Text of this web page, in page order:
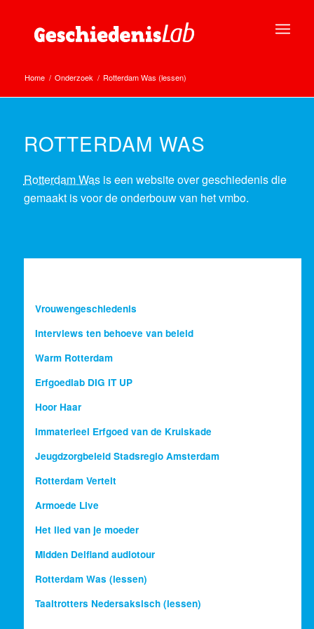
Home / Onderzoek / Rotterdam Was (lessen)
ROTTERDAM WAS
Rotterdam Wasis een website over geschiedenis die
gemaakt is voor de onderbouw van het vmbo.
Vrouwengeschiedenis
Interviews ten behoeve van beleid
Warm Rotterdam
Erfgoedlab DIG IT UP
Hoor Haar
Immaterieel Erfgoed van de Kruiskade
Jeugdzorgbeleid Stadsregio Amsterdam
Rotterdam Vertelt
Armoede Live
Het lied van je moeder
Midden Delfland audiotour
Rotterdam Was (lessen)
Taaltrotters Nedersaksisch (lessen)